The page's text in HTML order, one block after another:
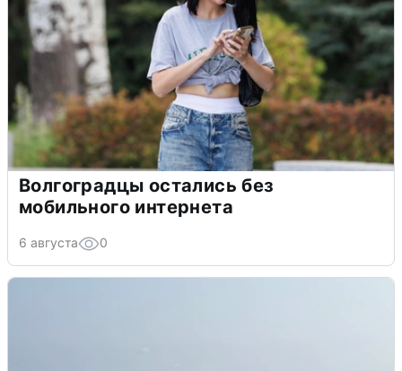
Волгоградцы остались без
мобильного интернета
6 августа 0